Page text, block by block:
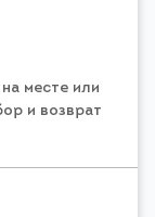
месте или
и возврат